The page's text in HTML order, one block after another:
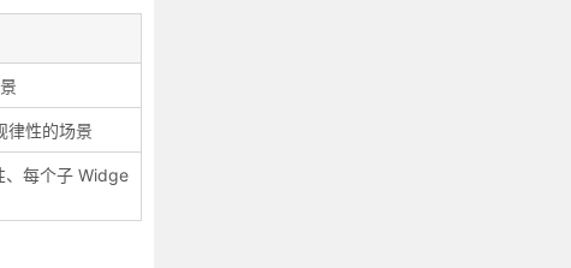
律性的场景
、每个子 Widge